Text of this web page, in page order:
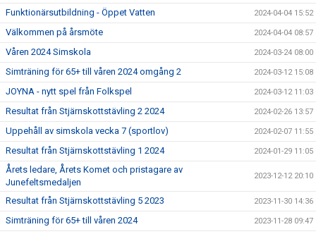
Funktionärsutbildning - Öppet Vatten 2024-04-04 15:52
Välkommen på årsmöte 2024-04-04 08:57
Våren 2024 Simskola 2024-03-24 08:00
Simträning för 65+ till våren 2024 omgång 2 2024-03-12 15:08
JOYNA - nytt spel från Folkspel 2024-03-12 11:03
Resultat från Stjärnskottstävling 2 2024 2024-02-26 13:57
Uppehåll av simskola vecka 7 (sportlov) 2024-02-07 11:55
Resultat från Stjärnskottstävling 1 2024 2024-01-29 11:05
Årets ledare, Årets Komet och pristagare av
Junefeltsmedaljen
2023-12-12 20:10
Resultat från Stjärnskottstävling 5 2023 2023-11-30 14:36
Simträning för 65+ till våren 2024 2023-11-28 09:47